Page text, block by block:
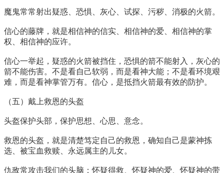
魔鬼常常射出疑惑、恐惧、灰心、试探、污秽、消极的火箭。
信心的藤牌，就是相信神的信实、相信神的爱、相信神的掌
权、相信神的应许。
信心一举起，疑惑的火箭被挡住，恐惧的箭不能射入，灰心的
箭不能伤害。不是看自己软弱，而是看神大能；不是看环境艰
难，而是看神掌管万有。信心，是抵挡火箭最有效的防护。
（五）戴上救恩的头盔
头盔保护头部，保护思想、心思、意念。
救恩的头盔，就是清楚笃定自己的救恩，确知自己是蒙神拣
选、被宝血救赎、永远属主的儿女。
仇敌常攻击我们的头脑：怀疑得救、怀疑神的爱、怀疑神的带